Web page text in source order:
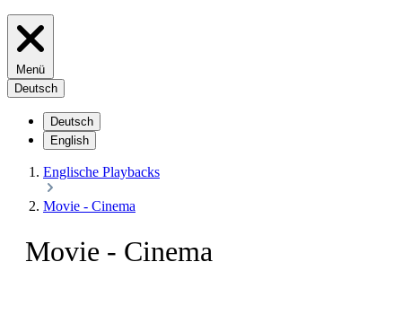
Menü
Deutsch
Deutsch
English
Englische Playbacks
Movie - Cinema
Movie - Cinema